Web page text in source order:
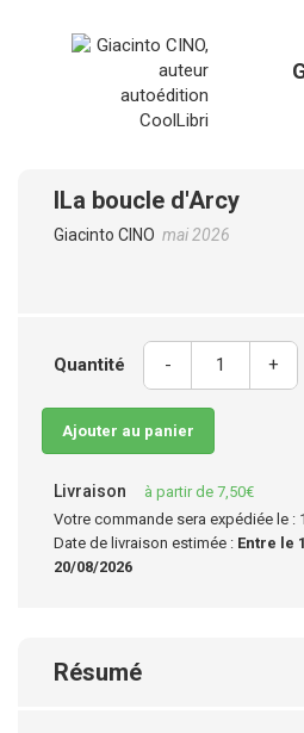
lLa boucle d'Arcy
Giacinto CINO mai 2026
Quantité - +
Ajouter au panier
Livraison
à partir de 7,50€
Votre commande sera expédiée le :
Date de livraison estimée : Entre le
20/08/2026
Résumé